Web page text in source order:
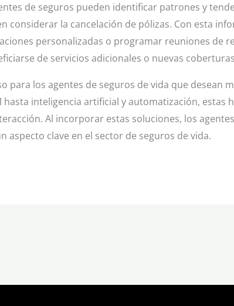
de seguros pueden identificar patrones y
considerar la cancelación de pólizas. Con esta
personalizadas o programar reuniones de
de servicios adicionales o nuevas
para los agentes de seguros de vida que desean
hasta inteligencia artificial y automatización,
Al incorporar estas soluciones, los
aspecto clave en el sector de seguros de vida.